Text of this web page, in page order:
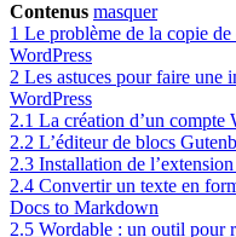
Contenus masquer
1 Le problème de la copie
WordPress
2 Les astuces pour faire une
WordPress
2.1 La création d’un compte
2.2 L’éditeur de blocs
2.3 Installation de
2.4 Convertir un texte en
Docs to Markdown
2.5 Wordable : un outil pour